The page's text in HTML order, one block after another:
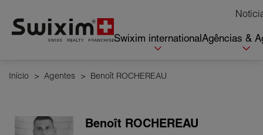
Swixim internationalAgências &
Início > Agentes > Benoît ROCHEREAU
Benoît ROCHEREAU